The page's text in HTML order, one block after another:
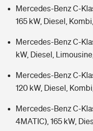
Mercedes-Benz C-
165 kW, Diesel,
Mercedes-Benz C-
kW, Diesel,
Mercedes-Benz C-
120 kW, Diesel,
Mercedes-Benz C-
4MATIC), 165 kW,